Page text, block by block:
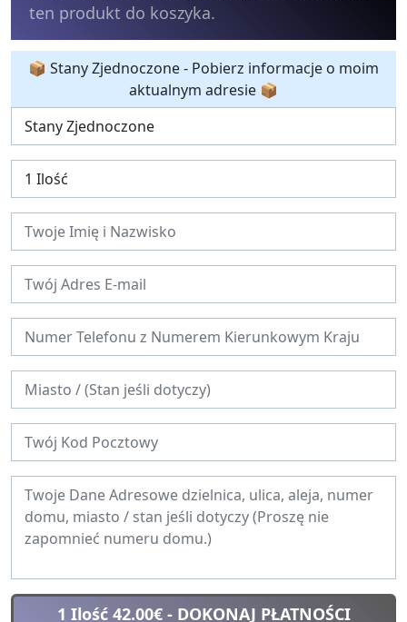
kupiło produkt.
📦 Stany Zjednoczone - Pobierz informacje o moim
aktualnym adresie 📦
1 Ilość 42.00€ - DOKONAJ PŁATNOŚCI